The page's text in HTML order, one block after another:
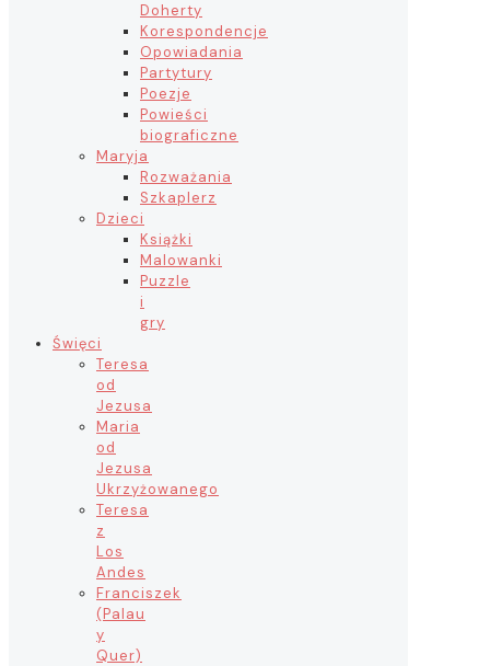
Doherty
Korespondencje
Opowiadania
Partytury
Poezje
Powieści
biograficzne
Maryja
Rozważania
Szkaplerz
Dzieci
Książki
Malowanki
Puzzle
i
gry
Święci
Teresa
od
Jezusa
Maria
od
Jezusa
Ukrzyżowanego
Teresa
z
Los
Andes
Franciszek
(Palau
y
Quer)